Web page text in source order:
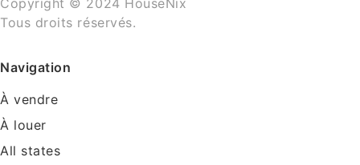
Copyright © 2024 HouseNix
Tous droits réservés.
Navigation
À vendre
À louer
All states